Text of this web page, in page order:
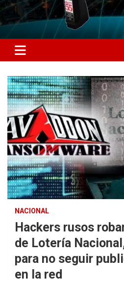
ncstv.info
Libertad informativa
NACIONAL
Hackers rusos
de Lotería
para no seguir
en la red